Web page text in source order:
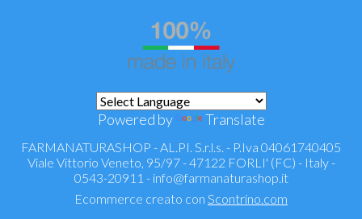
Powered by Translate
FARMANATURASHOP - AL.PI. S.r.l.s. - P.Iva 04061740405
Viale Vittorio Veneto, 95/97 - 47122 FORLI' (FC) - Italy -
0543-20911 - info@farmanaturashop.it
Ecommerce creato con Scontrino.com